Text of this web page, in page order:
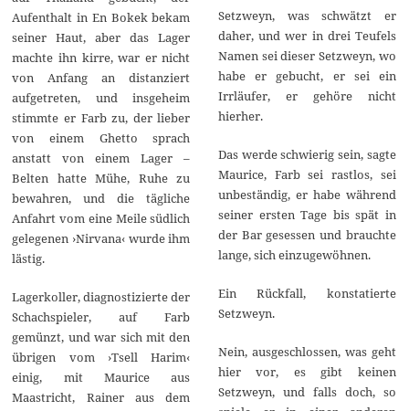
Aufenthalt in En Bokek bekam
seiner Haut, aber das Lager
machte ihn kirre, war er nicht
von Anfang an distanziert
aufgetreten, und insgeheim
stimmte er Farb zu, der lieber
von einem Ghetto sprach
anstatt von einem Lager –
Belten hatte Mühe, Ruhe zu
bewahren, und die tägliche
Anfahrt vom eine Meile südlich
gelegenen ›Nirvana‹ wurde ihm
lästig.
Lagerkoller, diagnostizierte der
Schachspieler, auf Farb
gemünzt, und war sich mit den
übrigen vom ›Tsell Harim‹
einig, mit Maurice aus
Maastricht, Rainer aus dem
Setzweyn, was schwätzt er
daher, und wer in drei Teufels
Namen sei dieser Setzweyn, wo
habe er gebucht, er sei ein
Irrläufer, er gehöre nicht
hierher.
Das werde schwierig sein, sagte
Maurice, Farb sei rastlos, sei
unbeständig, er habe während
seiner ersten Tage bis spät in
der Bar gesessen und brauchte
lange, sich einzugewöhnen.
Ein Rückfall, konstatierte
Setzweyn.
Nein, ausgeschlossen, was geht
hier vor, es gibt keinen
Setzweyn, und falls doch, so